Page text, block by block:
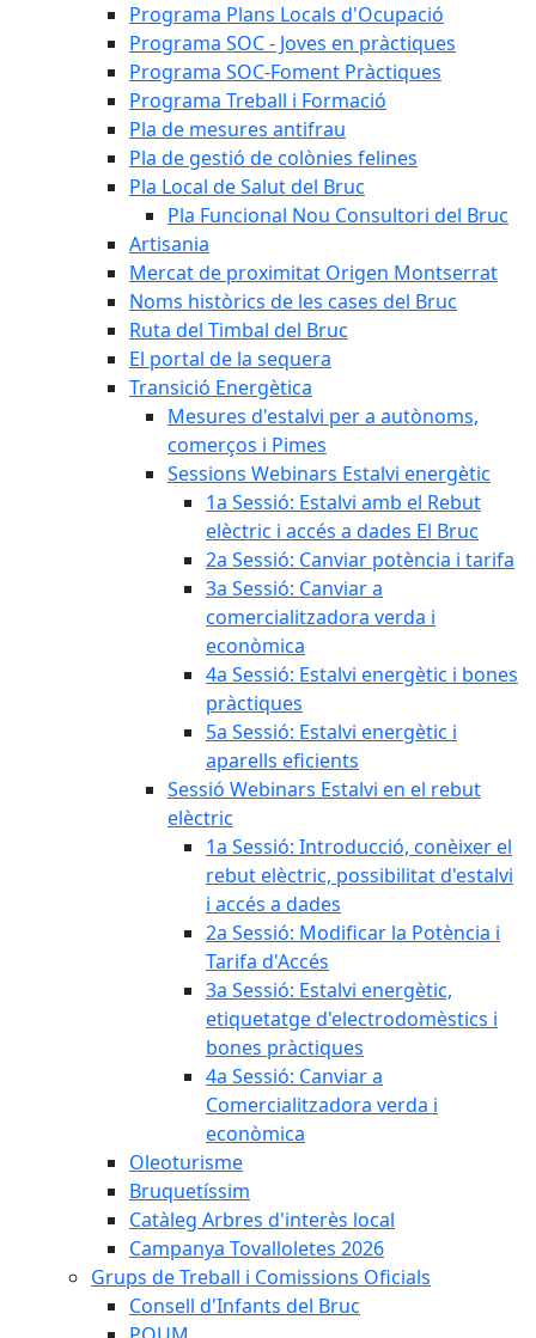
Programa Plans Locals d'Ocupació
Programa SOC - Joves en pràctiques
Programa SOC-Foment Pràctiques
Programa Treball i Formació
Pla de mesures antifrau
Pla de gestió de colònies felines
Pla Local de Salut del Bruc
Pla Funcional Nou Consultori del Bruc
Artisania
Mercat de proximitat Origen Montserrat
Noms històrics de les cases del Bruc
Ruta del Timbal del Bruc
El portal de la sequera
Transició Energètica
Mesures d'estalvi per a autònoms,
comerços i Pimes
Sessions Webinars Estalvi energètic
1a Sessió: Estalvi amb el Rebut
elèctric i accés a dades El Bruc
2a Sessió: Canviar potència i tarifa
3a Sessió: Canviar a
comercialitzadora verda i
econòmica
4a Sessió: Estalvi energètic i bones
pràctiques
5a Sessió: Estalvi energètic i
aparells eficients
Sessió Webinars Estalvi en el rebut
elèctric
1a Sessió: Introducció, conèixer el
rebut elèctric, possibilitat d'estalvi
i accés a dades
2a Sessió: Modificar la Potència i
Tarifa d'Accés
3a Sessió: Estalvi energètic,
etiquetatge d'electrodomèstics i
bones pràctiques
4a Sessió: Canviar a
Comercialitzadora verda i
econòmica
Oleoturisme
Bruquetíssim
Catàleg Arbres d'interès local
Campanya Tovalloletes 2026
Grups de Treball i Comissions Oficials
Consell d'Infants del Bruc